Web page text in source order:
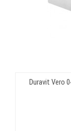
Duravit Vero